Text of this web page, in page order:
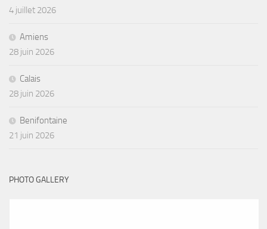
4 juillet 2026
Amiens
28 juin 2026
Calais
28 juin 2026
Benifontaine
21 juin 2026
PHOTO GALLERY